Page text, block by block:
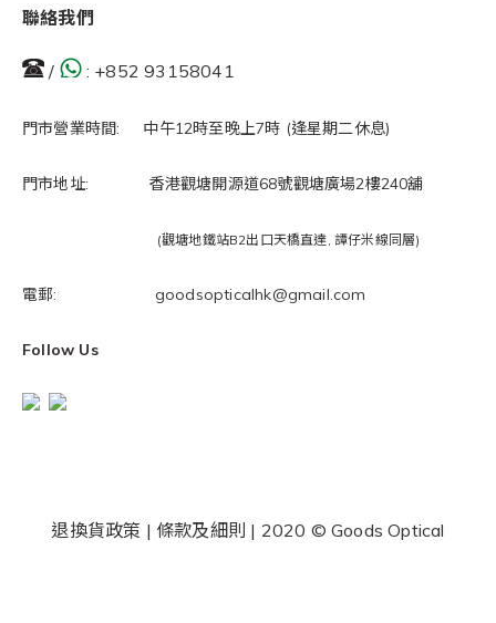
聯絡我們
/ : +852 93158041
門市營業時間: 中午12時至晚上7時 (逢星期二休息)
門市地址: 香港觀塘開源道68號觀塘廣場2樓240舖
(觀塘地鐵站B2出口天橋直達, 譚仔米線同層)
電郵: goodsopticalhk@gmail.com
Follow Us
退換貨政策 | 條款及細則 | 2020 © Goods Optical